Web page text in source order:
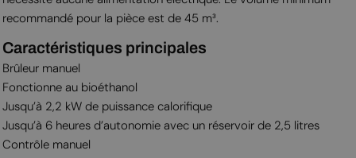
recommandé pour la pièce est de 45 m³.
Caractéristiques principales
Brûleur manuel
Fonctionne au bioéthanol
Jusqu’à 2,2 kW de puissance calorifique
Jusqu’à 6 heures d’autonomie avec un réservoir de 2,5 litres
Contrôle manuel